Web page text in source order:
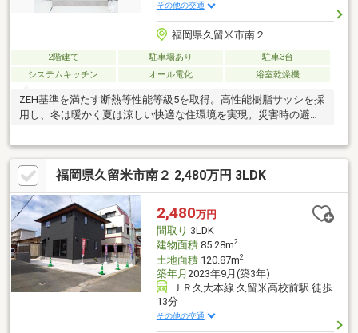
その他の交通
福岡県久留米市南２
2階建て 駐車場あり
駐車3台
システムキッチン
オール電化 浴室乾燥機
ZEH基準を満たす断熱等性能等級5を取得。高性能樹脂サッシを採
用し、冬は暖かく夏は涼しい快適な住環境を実現。災害時の避難
等級3」を取得した安心の住まいです。長期優良住宅対応で住宅ロ
ーン控除や固定資産税の優遇も受けられます。最大3台駐車可能な
ゆとりの敷地に加え、ワックス不要のダイヤモンドフロアーや家
事をサポートするリネン室、家電・設備付きで即入居可能です。
福岡県久留米市南２ 2,480万円 3LDK
2,480万円
間取り 3LDK
建物面積85.28m2
土地面積120.87m2
築年月 2023年9月(築3年)
ＪＲ久大本線 久留米高校前駅 徒歩
13分
その他の交通